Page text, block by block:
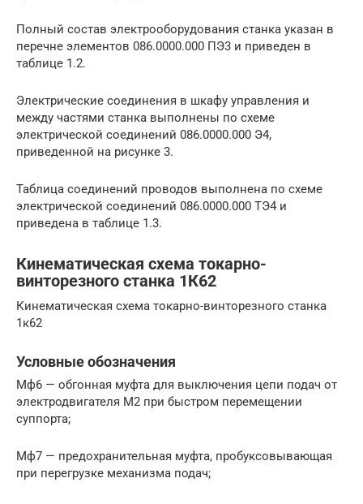
Полный состав электрооборудования станка указан в
перечне элементов 086.0000.000 ПЭ3 и приведен в
таблице 1.2.
Электрические соединения в шкафу управления и
между частями станка выполнены по схеме
электрической соединений 086.0000.000 Э4,
приведенной на рисунке 3.
Таблица соединений проводов выполнена по схеме
электрической соединений 086.0000.000 ТЭ4 и
приведена в таблице 1.3.
Кинематическая схема токарно-
винторезного станка 1К62
Кинематическая схема токарно-винторезного станка
1к62
Условные обозначения
Мф6 — обгонная муфта для выключения цепи подач от
электродвигателя М2 при быстром перемещении
суппорта;
Мф7 — предохранительная муфта, пробуксовывающая
при перегрузке механизма подач;